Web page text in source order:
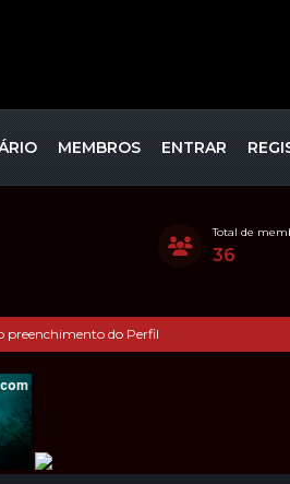
MEMBROS ENTRAR
Total de
36
preenchimento do Perfil